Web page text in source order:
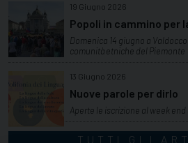
19 Giugno 2026
Popoli in cammino per
Domenica 14 giugno a
comunità etniche del Piemonte
13 Giugno 2026
Nuove parole per dirlo
Aperte le iscrizione al week
TUTTI GLI